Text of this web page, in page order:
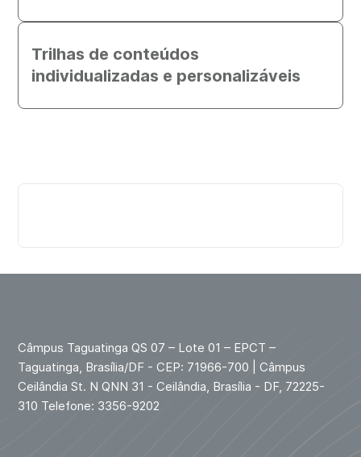
Trilhas de conteúdos
individualizadas e personalizáveis
Câmpus Taguatinga QS 07 – Lote 01 – EPCT –
Taguatinga, Brasília/DF - CEP: 71966-700 | Câmpus
Ceilândia St. N QNN 31 - Ceilândia, Brasília - DF, 72225-
310 Telefone: 3356-9202